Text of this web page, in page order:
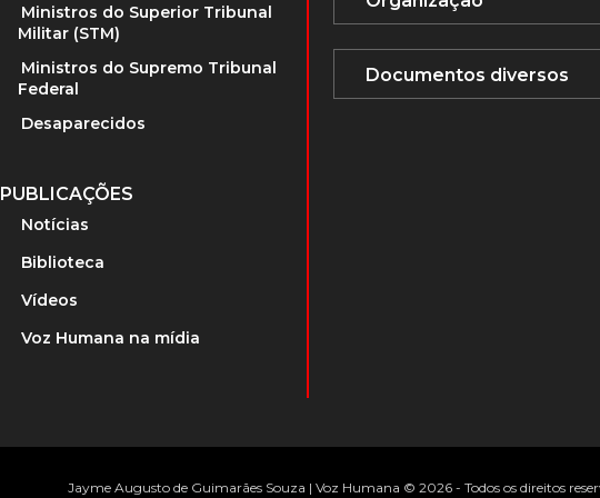
Ministros do Superior Tribunal
Militar (STM)
Ministros do Supremo Tribunal
Federal
Desaparecidos
PUBLICAÇÕES
Notícias
Biblioteca
Vídeos
Voz Humana na mídia
Jayme Augusto de Guimarães Souza | Voz Humana © 2026 - Todos os direitos